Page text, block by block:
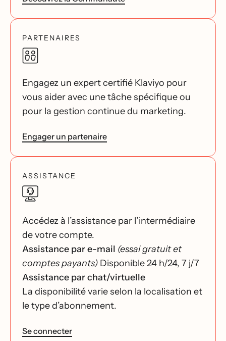
PARTENAIRES
Engagez un expert certifié Klaviyo pour
vous aider avec une tâche spécifique ou
pour la gestion continue du marketing.
Engager un partenaire
ASSISTANCE
Accédez à l’assistance par l’intermédiaire
de votre compte.
Assistance par e-mail (essai gratuit et
comptes payants) Disponible 24 h/24, 7 j/7
Assistance par chat/virtuelle
La disponibilité varie selon la localisation et
le type d’abonnement.
Se connecter